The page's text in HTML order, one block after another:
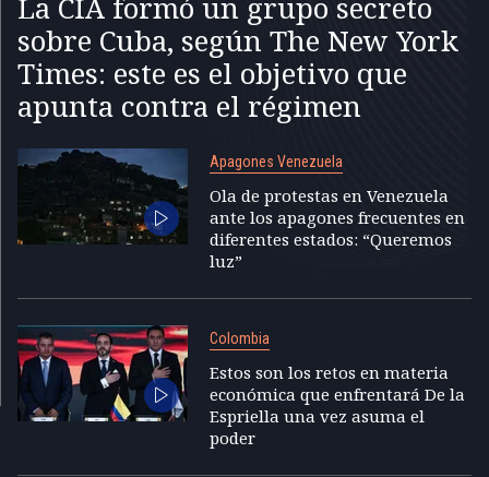
sobre Cuba, según The New York
Times: este es el objetivo que
apunta contra el régimen
Apagones Venezuela
Ola de protestas en Venezuela
ante los apagones frecuentes en
diferentes estados: “Queremos
luz”
Colombia
Estos son los retos en materia
económica que enfrentará De la
Espriella una vez asuma el
poder